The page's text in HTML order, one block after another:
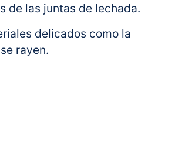
de las juntas de lechada.
delicados como la
rayen.